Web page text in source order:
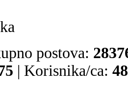
PIPA.
« uto 16 svi,
službe sekcije
postova:
| Korisnika/ca: